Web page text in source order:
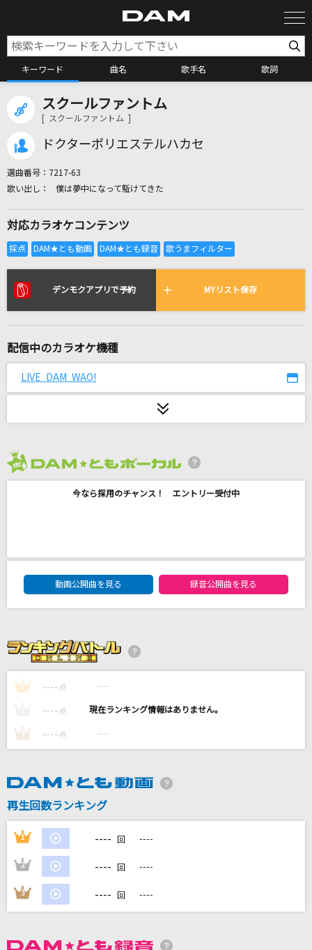
キーワード 曲名 歌手名 歌詞
カラオケ検索
全国りれき
リアルタイムで歌われている曲の一覧
恋の終わりの名古屋にひとり
GUTS !
石井あみ、吉武千颯
Mrs. GREEN APPLE
[生音]ハッピーラッキーチャッピー
[生音]幸せ
北原ミレイ
カラオケ最新情報をチェック！
スクールファントム
[ スクールファントム ]
ドクターポリエステルハカセ
選曲番号： 7217-63
僕は夢中になって駈けてきた
対応カラオケコンテンツ
デンモクアプリで予約 MYリスト保存
配信中のカラオケ機種
LIVE DAM WAO!
今なら採用のチャンス！ エントリー受付中
DAM★ともボーカルエントリーランキング
動画公開曲を見る
録音公開曲を見る
1 ---- 点 ----
---- 点 ----
3 ---- 点 ----
再生回数ランキング
1 ---- 回 ----
2 ---- 回 ----
3 ---- 回 ----